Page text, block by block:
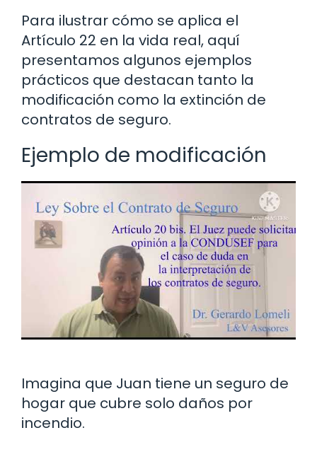
Para ilustrar cómo se aplica el
Artículo 22 en la vida real, aquí
presentamos algunos ejemplos
prácticos que destacan tanto la
modificación como la extinción de
contratos de seguro.
Ejemplo de modificación
Imagina que Juan tiene un seguro de
hogar que cubre solo daños por
incendio.